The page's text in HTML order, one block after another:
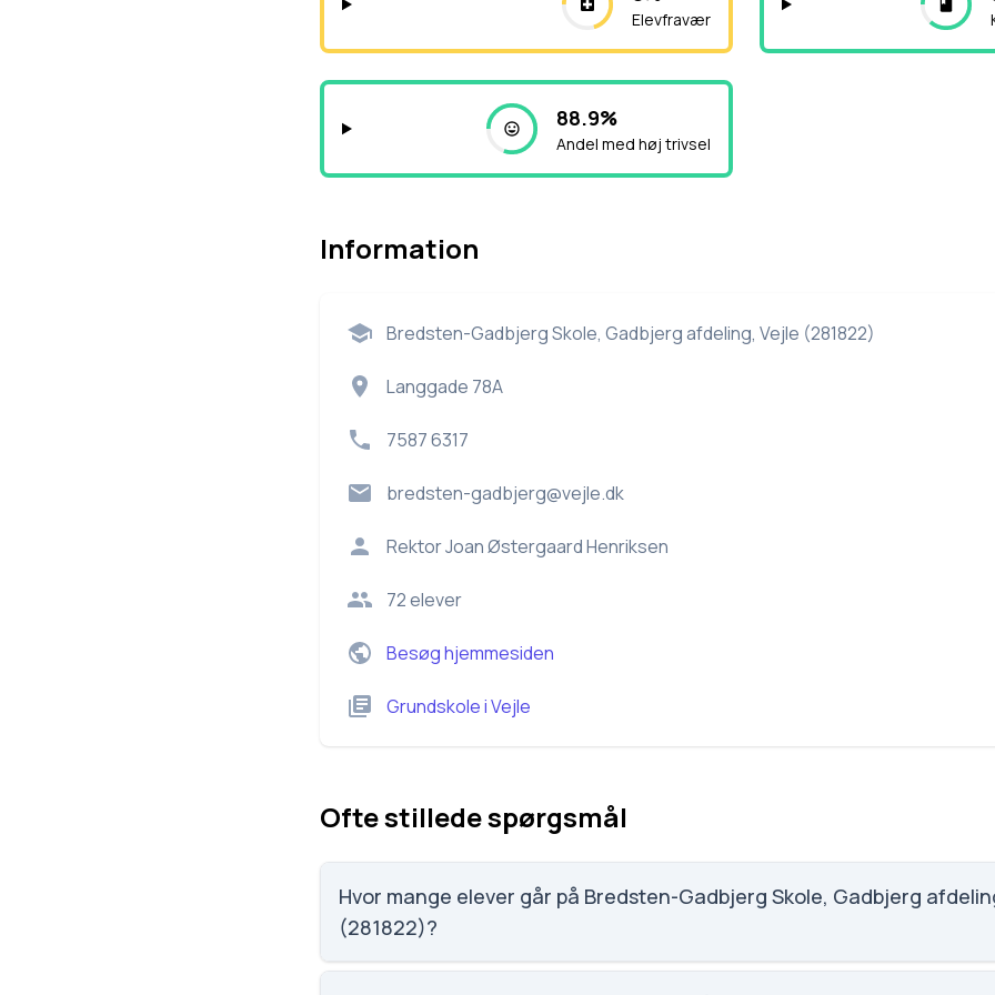
Elevfravær
88.9%
Andel med høj trivsel
Information
Bredsten-Gadbjerg Skole, Gadbjerg afdeling, Vejle (281822)
Langgade 78A
7587 6317
bredsten-gadbjerg@vejle.dk
RektorJoan Østergaard Henriksen
72elever
Besøg hjemmesiden
GrundskoleiVejle
Ofte stillede spørgsmål
Hvor mange elever går på Bredsten-Gadbjerg Skole, Gadbjerg afdeling, Vejle
(281822)?
Bredsten-Gadbjerg Skole, Gadbjerg afdeling, Vejle (281822) har 72 elever,